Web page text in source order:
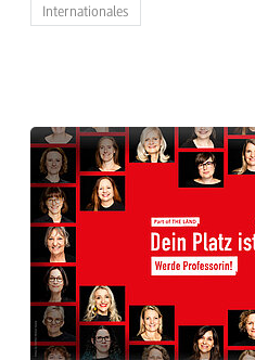
Internationales